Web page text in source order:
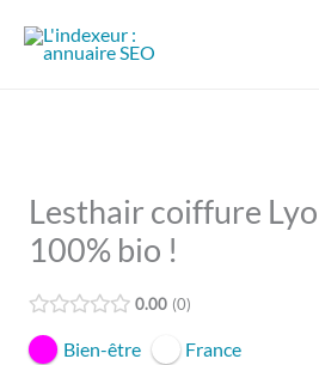
Lesthair coiffure
100% bio !
0.00 0
Bien-être France